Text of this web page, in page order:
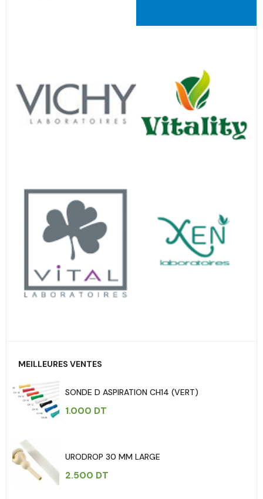
MEILLEURES VENTES
SONDE D ASPIRATION CH14 (VERT)
1.000 DT
URODROP 30 MM LARGE
2.500 DT